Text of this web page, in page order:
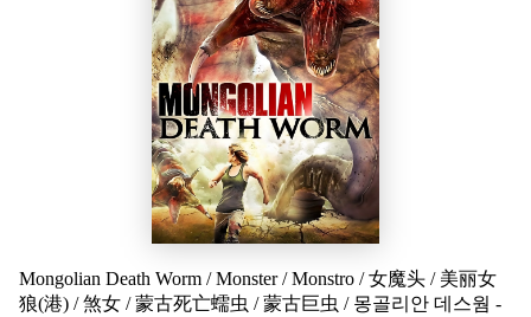
Mongolian Death Worm /Monster/Monstro /女魔头 / 美丽女
狼(港) /煞女 /蒙古死亡蠕虫 /蒙古巨虫 / 몽골리안 데스웜 -